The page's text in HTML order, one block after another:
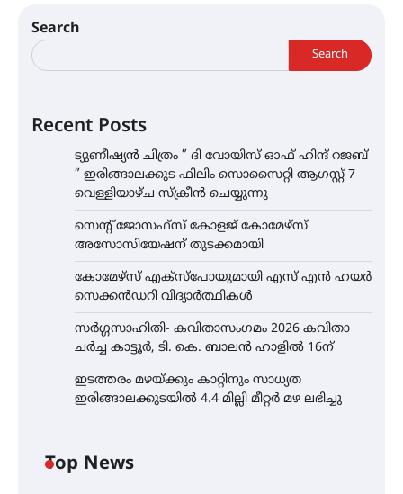
Search
Search
Recent Posts
ട്യുണീഷ്യൻ ചിത്രം ” ദി വോയിസ് ഓഫ് ഹിന്ദ് റജബ്
” ഇരിങ്ങാലക്കുട ഫിലിം സൊസൈറ്റി ആഗസ്റ്റ് 7
വെള്ളിയാഴ്ച സ്‌ക്രീൻ ചെയ്യുന്നു
സെന്റ് ജോസഫ്സ് കോളജ് കോമേഴ്‌സ്
അസോസിയേഷന് തുടക്കമായി
കോമേഴ്സ് എക്സ്പോയുമായി എസ് എൻ ഹയർ
സെക്കൻഡറി വിദ്യാർത്ഥികൾ
സർഗ്ഗസാഹിതി- കവിതാസംഗമം 2026 കവിതാ
ചർച്ച കാട്ടൂർ, ടി. കെ. ബാലൻ ഹാളിൽ 16ന്
ഇടത്തരം മഴയ്ക്കും കാറ്റിനും സാധ്യത
ഇരിങ്ങാലക്കുടയിൽ 4.4 മില്ലി മീറ്റർ മഴ ലഭിച്ചു
Top News